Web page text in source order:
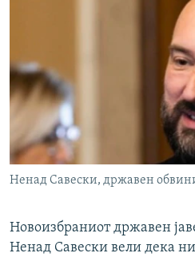
Ненад Савески, државен
Новоизбраниот државен
Ненад Савески вели дека